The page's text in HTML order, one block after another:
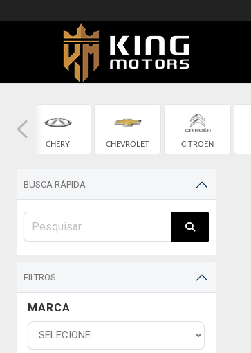
CHERY CHEVROLET CITROEN
BUSCA RÁPIDA
FILTROS
MARCA